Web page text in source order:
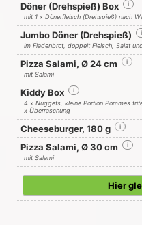
Döner (Drehspieß) Box i
mit 1 x Dönerfleisch (Drehspieß) nach
Jumbo Döner (Drehspieß) i
im Fladenbrot, doppelt Fleisch, Salat
Pizza Salami, Ø 24 cm i
mit Salami
Kiddy Box i
4 x Nuggets, kleine Portion Pommes
x Überraschung
Cheeseburger, 180 g i
Pizza Salami, Ø 30 cm
i
mit Salami
Hier